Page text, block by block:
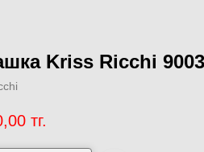
Kriss Ricchi
тг.